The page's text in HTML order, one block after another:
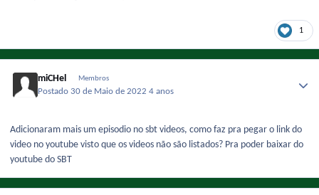
1
miCHel Membros
Postado 30 de Maio de 20224 anos
Adicionaram mais um episodio no sbt videos, como faz pra pegar o link do
video no youtube visto que os videos não são listados? Pra poder baixar do
youtube do SBT